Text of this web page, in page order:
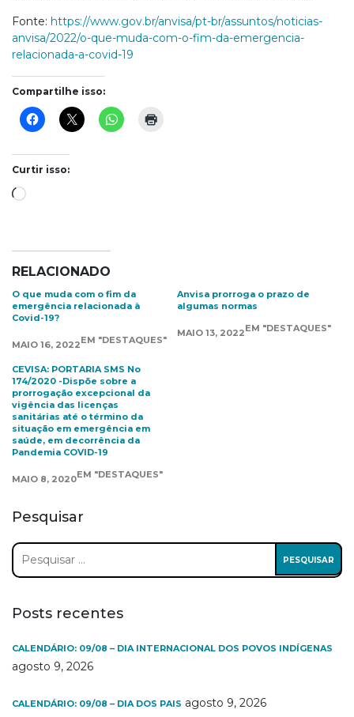
Fonte: https://www.gov.br/anvisa/pt-br/assuntos/noticias-
anvisa/2022/o-que-muda-com-o-fim-da-emergencia-
relacionada-a-covid-19
Compartilhe isso:
Curtir isso:
Carregando...
RELACIONADO
O que muda com o fim da
emergência relacionada à
Covid-19?
MAIO 16, 2022EM "DESTAQUES"
Anvisa prorroga o prazo de
algumas normas
MAIO 13, 2022EM "DESTAQUES"
CEVISA: PORTARIA SMS No
174/2020 -Dispõe sobre a
prorrogação excepcional da
vigência das licenças
sanitárias até o término da
situação em emergência em
saúde, em decorrência da
Pandemia COVID-19
MAIO 8, 2020EM "DESTAQUES"
Pesquisar
Pesquisar
por:
Posts recentes
CALENDÁRIO: 09/08 – DIA INTERNACIONAL DOS POVOS INDÍGENAS
agosto 9, 2026
CALENDÁRIO: 09/08 – DIA DOS PAIS agosto 9, 2026